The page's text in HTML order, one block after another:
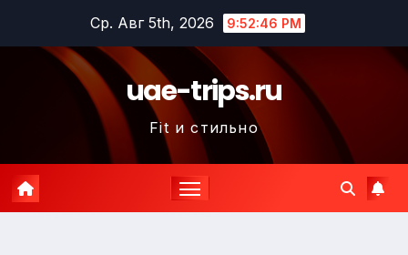
содержимому
Ср. Авг 5th, 2026 9:52:47 PM
uae-trips.ru
Fit и стильно